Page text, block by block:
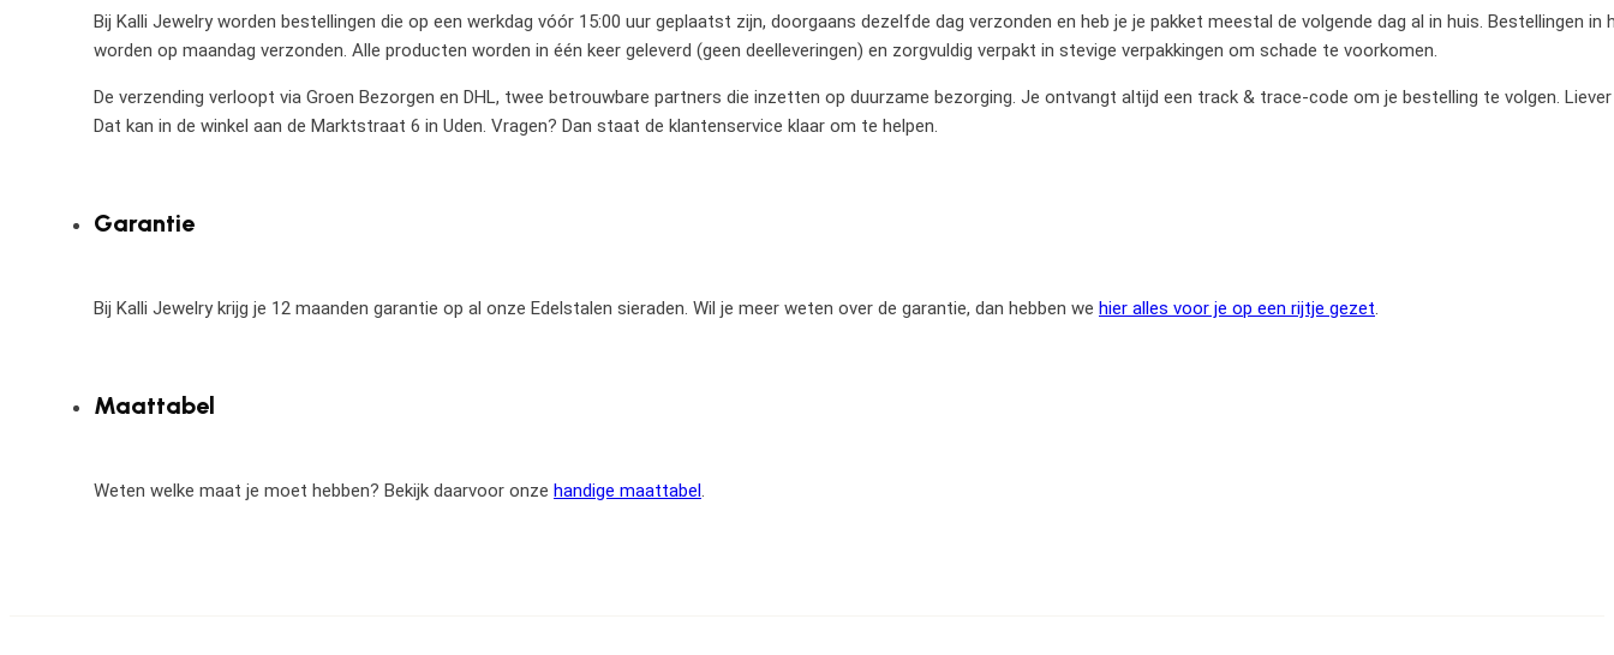
Bij Kalli Jewelry worden bestellingen die op een werkdag vóór 15:00 uur geplaatst zijn, doorgaans dezelfde dag verzonden en heb je je pakket meestal de volgende dag al in huis. Bestellingen in
worden op maandag verzonden. Alle producten worden in één keer geleverd (geen deelleveringen) en zorgvuldig verpakt in stevige verpakkingen om schade te voorkomen.
De verzending verloopt via Groen Bezorgen en DHL, twee betrouwbare partners die inzetten op duurzame bezorging. Je ontvangt altijd een track & trace-code om je bestelling te volgen.
Dat kan in de winkel aan de Marktstraat 6 in Uden. Vragen? Dan staat de klantenservice klaar om te helpen.
Garantie
Bij Kalli Jewelry krijg je 12 maanden garantie op al onze Edelstalen sieraden. Wil je meer weten over de garantie, dan hebben we hier alles voor je op een rijtje gezet.
Maattabel
Weten welke maat je moet hebben? Bekijk daarvoor onze handige maattabel.